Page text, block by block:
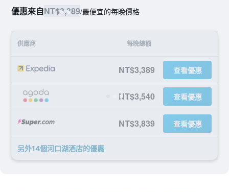
優惠來自NT$3,389/最便宜的每晚價格
供應商 每晚總額
NT$3,389 查看優惠
NT$3,540 查看優惠
NT$3,839 查看優惠
另外14個河口湖酒店​的優惠